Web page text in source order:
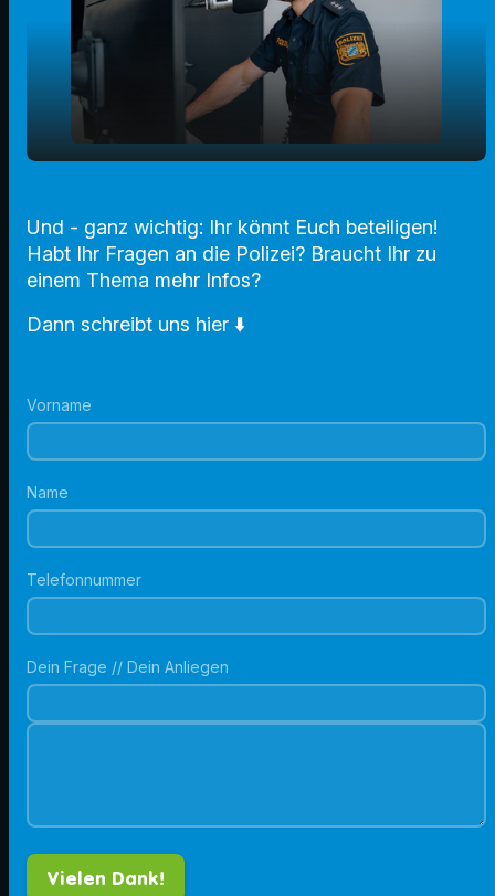
00:00 01:37
Und - ganz wichtig: Ihr könnt Euch beteiligen!
Habt Ihr Fragen an die Polizei? Braucht Ihr zu
einem Thema mehr Infos?
Dann schreibt uns hier ⬇️
Vorname
Name
Telefonnummer
Dein Frage // Dein Anliegen